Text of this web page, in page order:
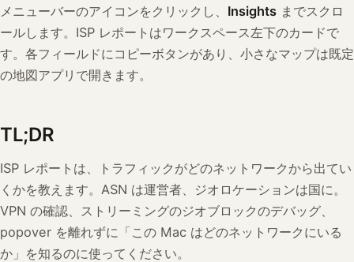
メニューバーのアイコンをクリックし、 Insights までスクロ
ールします。ISP レポートはワークスペース左下のカードで
す。各フィールドにコピーボタンがあり、小さなマップは既定
の地図アプリで開きます。
TL;DR
ISP レポートは、トラフィックがどのネットワークから出てい
くかを教えます。ASN は運営者、ジオロケーションは国に。
VPN の確認、ストリーミングのジオブロックのデバッグ、
popover を離れずに「この Mac はどのネットワークにいる
か」を知るのに使ってください。